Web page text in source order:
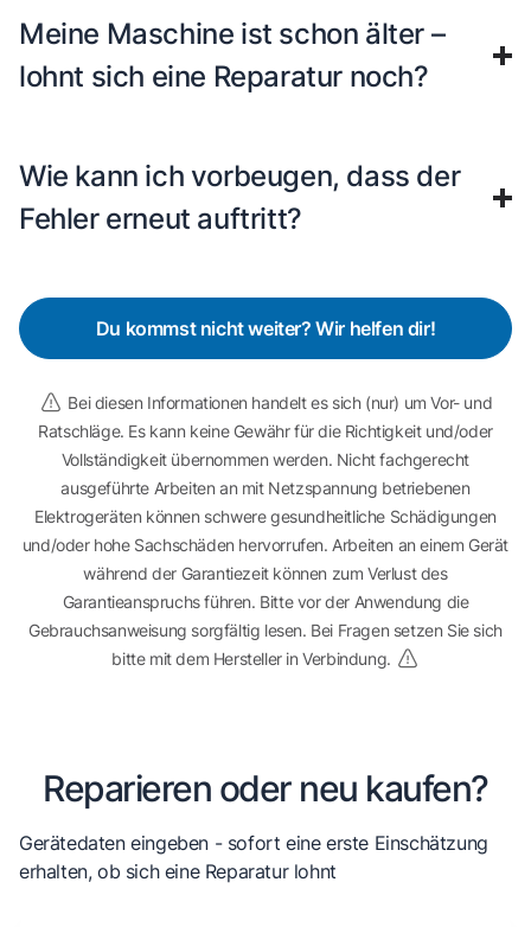
Meine Maschine ist schon älter –
lohnt sich eine Reparatur noch?
Wie kann ich vorbeugen, dass der
Fehler erneut auftritt?
Du kommst nicht weiter? Wir helfen dir!
Bei diesen Informationen handelt es sich (nur) um Vor- und
Ratschläge. Es kann keine Gewähr für die Richtigkeit und/oder
Vollständigkeit übernommen werden. Nicht fachgerecht
ausgeführte Arbeiten an mit Netzspannung betriebenen
Elektrogeräten können schwere gesundheitliche Schädigungen
und/oder hohe Sachschäden hervorrufen. Arbeiten an einem Gerät
während der Garantiezeit können zum Verlust des
Garantieanspruchs führen. Bitte vor der Anwendung die
Gebrauchsanweisung sorgfältig lesen. Bei Fragen setzen Sie sich
bitte mit dem Hersteller in Verbindung.
Reparieren oder neu kaufen?
Gerätedaten eingeben - sofort eine erste Einschätzung
erhalten, ob sich eine Reparatur lohnt